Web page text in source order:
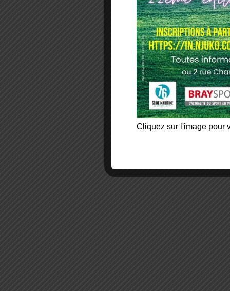
Cliquez sur l'image pour